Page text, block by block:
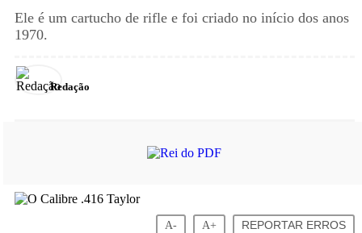
Ele é um cartucho de rifle e foi criado no início dos anos
1970.
Redação
A- A+ REPORTAR ERROS